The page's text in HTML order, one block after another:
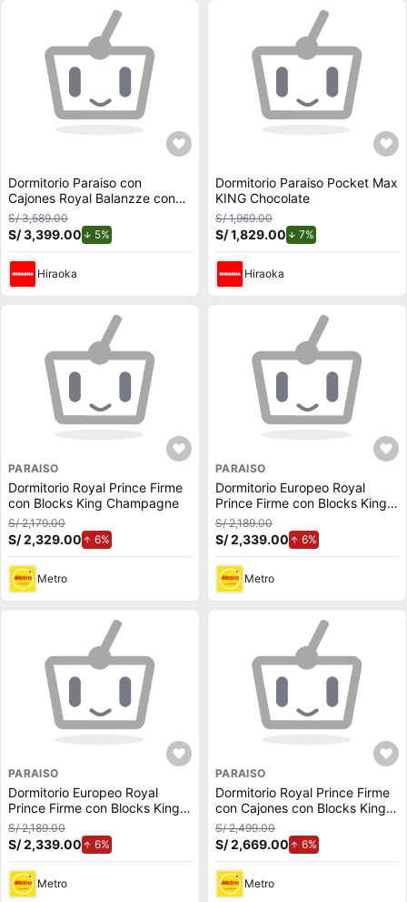
Dormitorio Paraiso con
Cajones Royal Balanzze con
Gold King Chocolate
S/ 3,589.00
S/ 3,399.00 5%
Hiraoka
Dormitorio Paraiso Pocket Max
KING Chocolate
S/ 1,969.00
S/ 1,829.00 7%
Hiraoka
PARAISO
Dormitorio Royal Prince Firme
con Blocks King Champagne
S/ 2,179.00
S/ 2,329.00 6%
Metro
PARAISO
Dormitorio Europeo Royal
Prince Firme con Blocks King
Chocolate
S/ 2,189.00
S/ 2,339.00 6%
Metro
PARAISO
Dormitorio Europeo Royal
Prince Firme con Blocks King
Champagne
S/ 2,189.00
S/ 2,339.00 6%
Metro
PARAISO
Dormitorio Royal Prince Firme
con Cajones con Blocks King
Gris
S/ 2,499.00
S/ 2,669.00 6%
Metro